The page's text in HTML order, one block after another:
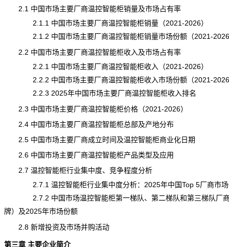
2.1 中国市场主要厂商温控智能柜销量及市场占有率
2.1.1 中国市场主要厂商温控智能柜销量（2021-2026）
2.1.2 中国市场主要厂商温控智能柜销量市场份额（2021-
2.2 中国市场主要厂商温控智能柜收入及市场占有率
2.2.1 中国市场主要厂商温控智能柜收入（2021-2026）
2.2.2 中国市场主要厂商温控智能柜收入市场份额（2021-
2.2.3 2025年中国市场主要厂商温控智能柜收入排名
2.3 中国市场主要厂商温控智能柜价格（2021-2026）
2.4 中国市场主要厂商温控智能柜总部及产地分布
2.5 中国市场主要厂商成立时间及温控智能柜商业化日期
2.6 中国市场主要厂商温控智能柜产品类型及应用
2.7 温控智能柜行业集中度、竞争程度分析
2.7.1 温控智能柜行业集中度分析：2025年中国Top 5厂商市场
2.7.2 中国市场温控智能柜第一梯队、第二梯队和第三梯队厂
牌）及2025年市场份额
2.8 新增投资及市场并购活动
第三章 主要企业简介